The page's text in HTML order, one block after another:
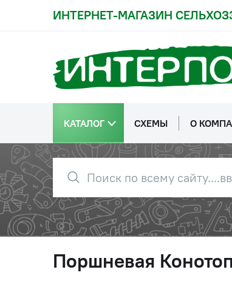
ИНТЕРНЕТ-МАГАЗИН
КАТАЛОГ СХЕМЫ О
Поршневая